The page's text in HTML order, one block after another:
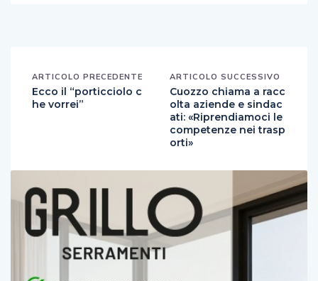
ARTICOLO PRECEDENTE
Ecco il “porticciolo c
he vorrei”
ARTICOLO SUCCESSIVO
Cuozzo chiama a racc
olta aziende e sindac
ati: «Riprendiamoci le
competenze nei trasp
orti»